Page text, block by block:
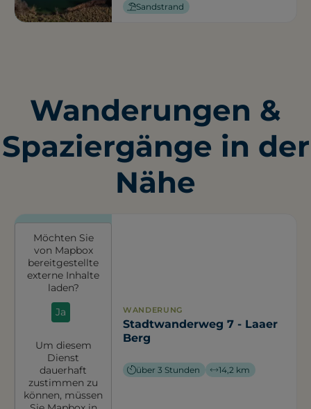
Sandstrand
Wanderungen &
Spaziergänge in der
Nähe
Möchten Sie
von Mapbox
bereitgestellte
externe Inhalte
laden?
Ja
Um diesem
Dienst
dauerhaft
zustimmen zu
können, müssen
WANDERUNG
Stadtwanderweg 7 - Laaer
Berg
über 3 Stunden 14,2 km